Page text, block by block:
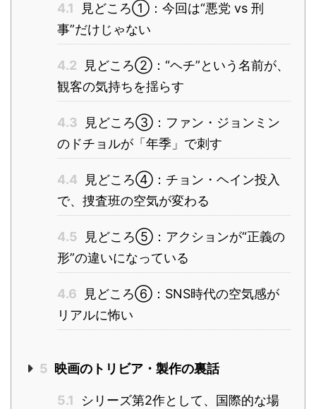
4.1
見どころ①：今回は“悪党 vs 刑
事”だけじゃない
4.2
見どころ②：“ヘチ”という名前が、
観客の気持ちを揺らす
4.3
見どころ③：ファン・ジョンミン
のドチョルが「年季」で刺す
4.4
見どころ④：チョン・ヘイン投入
で、捜査班の空気が変わる
4.5
見どころ⑤：アクションが“正義の
形”の違いになっている
4.6
見どころ⑥：SNS時代の空気感が
リアルに怖い
5 映画のトリビア・製作の裏話
5.1
シリーズ第2作として、国際的な場